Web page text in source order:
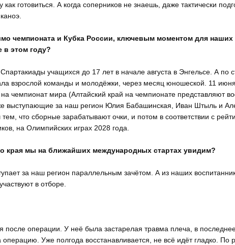
как готовиться. А когда соперников не знаешь, даже тактически
чемпионата и Кубка России, ключевым моментом для наших
в этом году?
учащихся до 17 лет в начале августа в Энгельсе. А по
взрослой команды и молодёжки, через месяц юношеской. 11
чемпионат мира (Алтайский край на чемпионате представляют
выступающие за наш регион Юлия Бабашинская, Иван Штыль и
что сборные зарабатывают очки, и потом в соответствии с
на Олимпийских играх 2028 года.
края мы на ближайших международных стартах увидим?
за наш регион параллельным зачётом. А из наших
в отборе.
после операции. У неё была застарелая травма плеча, в
Уже полгода восстанавливается, не всё идёт гладко. По